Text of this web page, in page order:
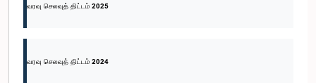
வரவு செலவுத் திட்டம் 2025
வரவு செலவுத் திட்டம் 2024